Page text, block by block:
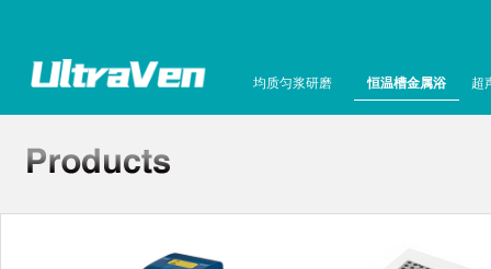
均质匀浆研磨 恒温槽金属浴 超